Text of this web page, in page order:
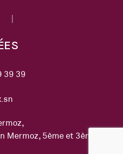
39 39
Mermoz, 5ème et 3ème